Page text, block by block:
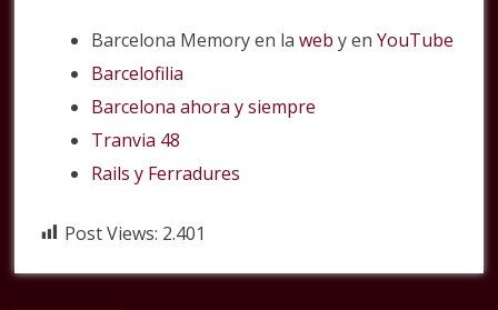
Barcelona Memory en laweb y enYouTube
Barcelofilia
Barcelona ahora y siempre
Tranvia 48
Rails y Ferradures
Post Views: 2.401